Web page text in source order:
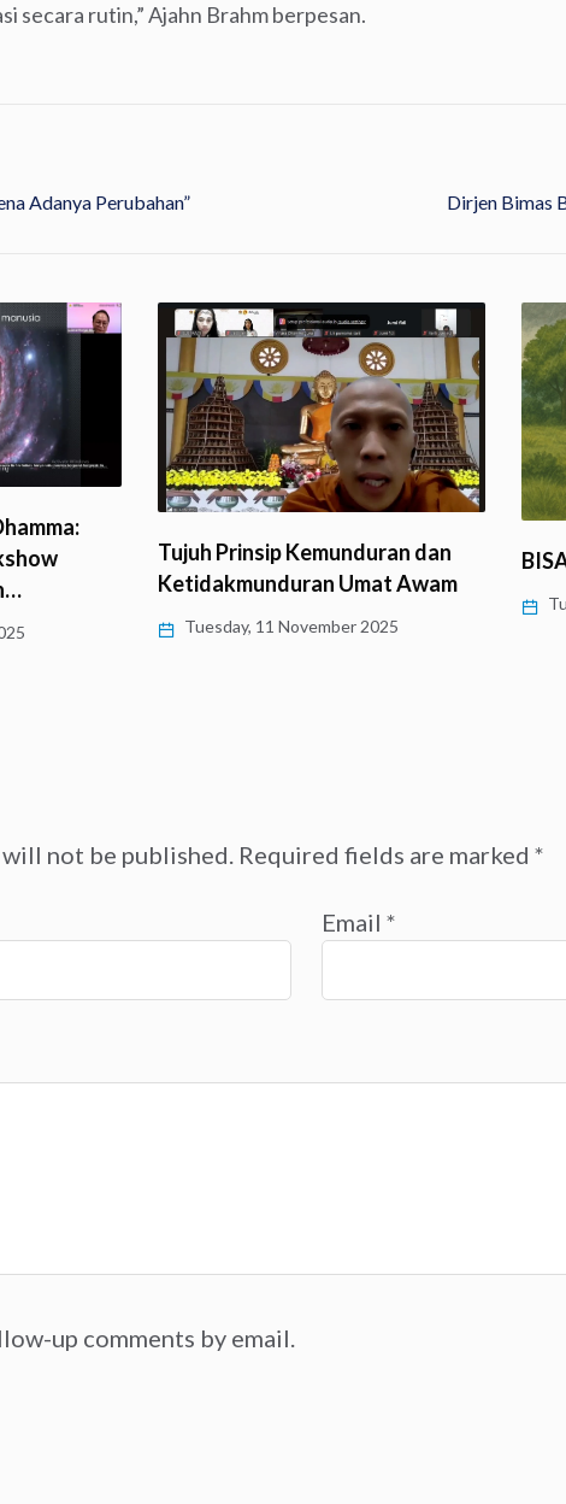
secara rutin,” Ajahn Brahm berpesan.
Adanya Perubahan” Dirjen Bimas
Tujuh Prinsip Kemunduran dan
Ketidakmunduran Umat Awam
Tuesday, 11 November 2025
not be published. Required fields are marked *
Email *
up comments by email.